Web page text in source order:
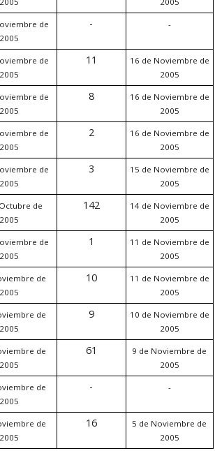
de
2005
- -
de
2005
11
16 de Noviembre de
2005
de
2005
8
16 de Noviembre de
2005
de
2005
2
16 de Noviembre de
2005
de
2005
3
15 de Noviembre de
2005
de
2005
142
14 de Noviembre de
2005
de
2005
1
11 de Noviembre de
2005
de
2005
10
11 de Noviembre de
2005
de
2005
9
10 de Noviembre de
2005
de
2005
61
9 de Noviembre de
2005
de
2005
- -
de
2005
16
5 de Noviembre de
2005